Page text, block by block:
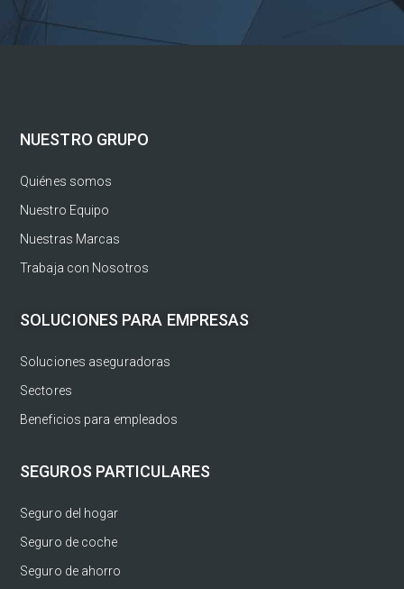
NUESTRO GRUPO
Quiénes somos
Nuestro Equipo
Nuestras Marcas
Trabaja con Nosotros
SOLUCIONES PARA EMPRESAS
Soluciones aseguradoras
Sectores
Beneficios para empleados
SEGUROS PARTICULARES
Seguro del hogar
Seguro de coche
Seguro de ahorro